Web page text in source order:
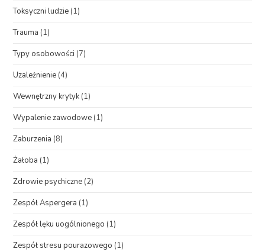
Toksyczni ludzie (1)
Trauma (1)
Typy osobowości (7)
Uzależnienie (4)
Wewnętrzny krytyk (1)
Wypalenie zawodowe (1)
Zaburzenia (8)
Żałoba (1)
Zdrowie psychiczne (2)
Zespół Aspergera (1)
Zespół lęku uogólnionego (1)
Zespół stresu pourazowego (1)